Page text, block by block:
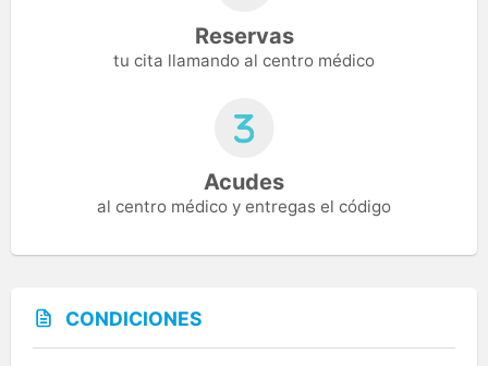
Reservas
tu cita llamando al centro médico
Acudes
al centro médico y entregas el código
CONDICIONES